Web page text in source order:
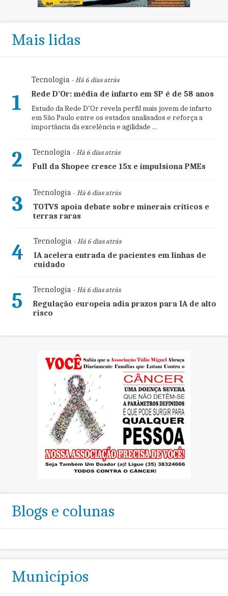
Mais lidas
1
Tecnologia- Há 6 dias atrás
Rede D’Or: média de infarto em SP é de 58 anos
Estudo da Rede D’Or revela perfil mais jovem de infarto
em São Paulo entre os estados analisados e reforça a
importância da excelência e agilidade ...
2 Tecnologia- Há 6 dias atrás
Full da Shopee cresce 15x e impulsiona PMEs
3 Tecnologia- Há 6 dias atrás
TOTVS apoia debate sobre minerais críticos e
terras raras
4 Tecnologia- Há 6 dias atrás
IA acelera entrada de pacientes em linhas de
cuidado
5 Tecnologia- Há 6 dias atrás
Regulação europeia adia prazos para IA de alto
risco
Blogs e colunas
Municípios